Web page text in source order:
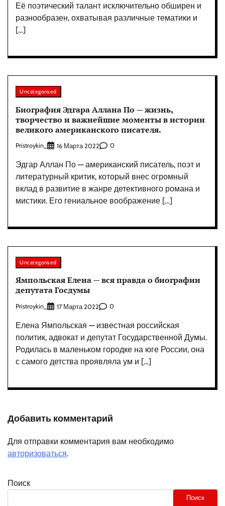
Её поэтический талант исключительно обширен и
разнообразен, охватывая различные тематики и
[…]
Uncategorised
Биография Эдгара Аллана По — жизнь,
творчество и важнейшие моменты в истории
великого американского писателя.
Pristroykin_ 16 Марта 2022 0
Эдгар Аллан По — американский писатель, поэт и
литературный критик, который внес огромный
вклад в развитие в жанре детективного романа и
мистики. Его гениальное воображение […]
Uncategorised
Ямпольская Елена — вся правда о биографии
депутата Госдумы
Pristroykin_ 17 Марта 2022 0
Елена Ямпольская — известная российская
политик, адвокат и депутат Государственной Думы.
Родилась в маленьком городке на юге России, она
с самого детства проявляла ум и […]
Добавить комментарий
Для отправки комментария вам необходимо
авторизоваться.
Поиск
Поиск